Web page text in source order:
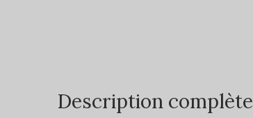
Description complète